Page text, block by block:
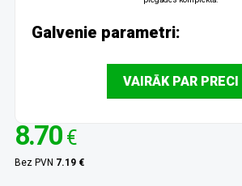
Galvenie parametri:
VAIRĀK PAR PRECI
8.70 €
Bez PVN 7.19 €